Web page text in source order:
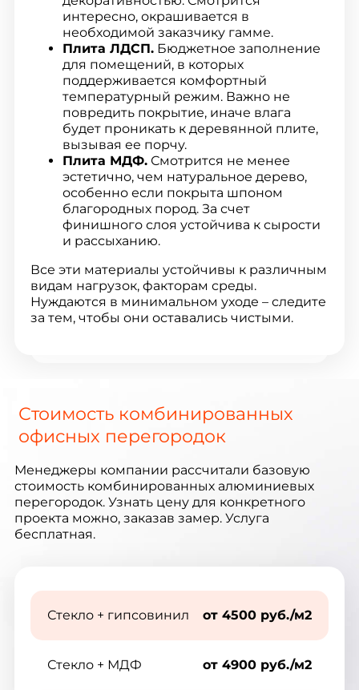
интересно, окрашивается в
необходимой заказчику гамме.
Плита ЛДСП.Бюджетное заполнение
для помещений, в которых
поддерживается комфортный
температурный режим. Важно не
повредить покрытие, иначе влага
будет проникать к деревянной плите,
вызывая ее порчу.
Плита МДФ.Смотрится не менее
эстетично, чем натуральное дерево,
особенно если покрыта шпоном
благородных пород. За счет
финишного слоя устойчива к сырости
и рассыханию.
Все эти материалы устойчивы к различным
видам нагрузок, факторам среды.
Нуждаются в минимальном уходе – следите
за тем, чтобы они оставались чистыми.
Стоимость комбинированных
офисных перегородок
Менеджеры компании рассчитали базовую
стоимость комбинированных алюминиевых
перегородок. Узнать цену для конкретного
проекта можно, заказав замер. Услуга
бесплатная.
Стекло + гипсовинил от 4500 руб./м2
Стекло + МДФ от 4900 руб./м2